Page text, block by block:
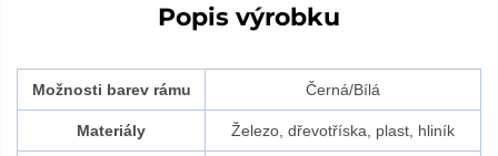
Popis výrobku
Možnosti barev rámu Černá/Bílá
Materiály Železo, dřevotříska, plast, hliník